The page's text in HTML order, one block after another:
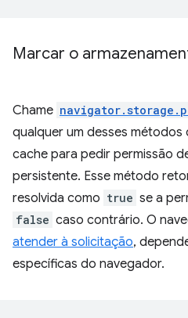
Marcar o
Chame
qualquer um desses métodos
cache para pedir permissão
persistente. Esse método
resolvida como true se a
false caso contrário. O
atender à solicitação,
específicas do navegador.